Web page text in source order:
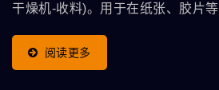
干燥机-收料)。用于在纸张、胶片
能不快(600片/小时上下)，但架设
适，适合批量不太大印务。
阅读更多